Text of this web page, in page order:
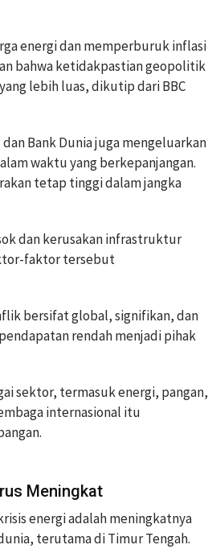
energi dan memperburuk inflasi
bahwa ketidakpastian geopolitik
lebih luas, dikutip dari BBC
Bank Dunia juga mengeluarkan
waktu yang berkepanjangan.
tetap tinggi dalam jangka
dan kerusakan infrastruktur
faktor tersebut
bersifat global, signifikan, dan
rendah menjadi pihak
sektor, termasuk energi, pangan,
internasional itu
Meningkat
energi adalah meningkatnya
terutama di Timur Tengah.